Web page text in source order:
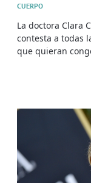
CUERPO
La doctora Clara
contesta a todas
que quieran